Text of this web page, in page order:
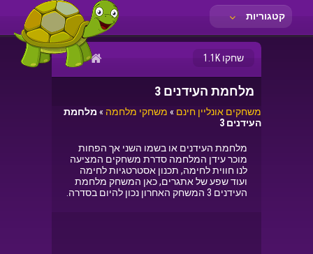
קטגוריות
שחקו 1.1K
מלחמת העידנים 3
משחקים אונליין חינם » משחקי מלחמה » מלחמת
העידנים 3
מלחמת העידנים או בשמו השני אך הפחות
מוכר עידן המלחמה סדרת משחקים המציעה
לנו חווית לחימה, תכנון אסטרטגיות לחימה
ועוד שפע של אתגרים, כאן המשחק מלחמת
העידנים 3 המשחק האחרון נכון להיום בסדרה.